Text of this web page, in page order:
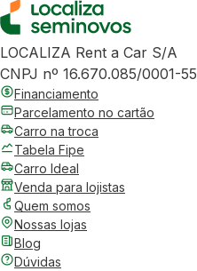
LOCALIZA Rent a Car S/A
CNPJ nº 16.670.085/0001-55
Financiamento
Parcelamento no cartão
Carro na troca
Tabela Fipe
Carro Ideal
Venda para lojistas
Quem somos
Nossas lojas
Blog
Dúvidas